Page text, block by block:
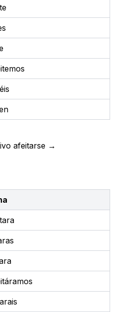
afeitarse →